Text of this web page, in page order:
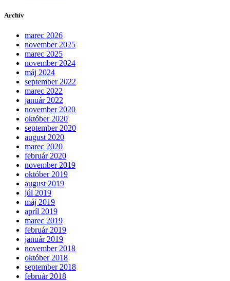
Archív
marec 2026
november 2025
marec 2025
november 2024
máj 2024
september 2022
marec 2022
január 2022
november 2020
október 2020
september 2020
august 2020
marec 2020
február 2020
november 2019
október 2019
august 2019
júl 2019
máj 2019
apríl 2019
marec 2019
február 2019
január 2019
november 2018
október 2018
september 2018
február 2018